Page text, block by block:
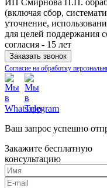
(включая сбор,
уточнение,
для целей поддержания
согласия - 15 лет
Согласие на обработку
Ваш запрос успешно
Закажите бесплатную
консультацию